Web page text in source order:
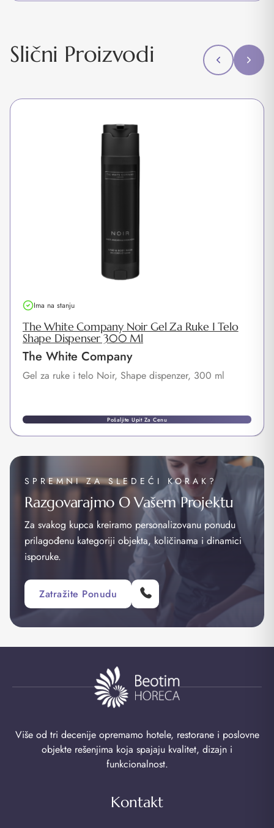
Slični Proizvodi
Ima na stanju
The White Company Noir Gel Za Ruke I Telo
Shape Dispenser 300 Ml
The White Company
Gel za ruke i telo Noir, Shape dispenzer, 300 ml
Pošaljite Upit Za Cenu
SPREMNI ZA SLEDEĆI KORAK?
Razgovarajmo O Vašem Projektu
Za svakog kupca kreiramo personalizovanu ponudu
prilagođenu kategoriji objekta, količinama i dinamici
isporuke.
Zatražite Ponudu
Više od tri decenije opremamo hotele, restorane i poslovne
objekte rešenjima koja spajaju kvalitet, dizajn i
funkcionalnost.
Kontakt